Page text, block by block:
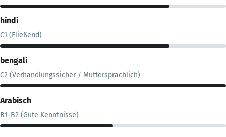
hindi
C1 (Fließend)
bengali
C2 (Verhandlungssicher / Muttersprachlich)
Arabisch
B1-B2 (Gute Kenntnisse)